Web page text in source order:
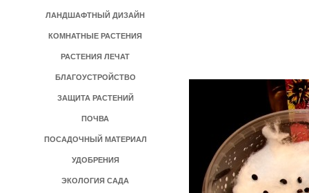
ЛАНДШАФТНЫЙ ДИЗАЙН
КОМНАТНЫЕ РАСТЕНИЯ
РАСТЕНИЯ ЛЕЧАТ
БЛАГОУСТРОЙСТВО
ЗАЩИТА РАСТЕНИЙ
ПОЧВА
ПОСАДОЧНЫЙ МАТЕРИАЛ
УДОБРЕНИЯ
ЭКОЛОГИЯ САДА